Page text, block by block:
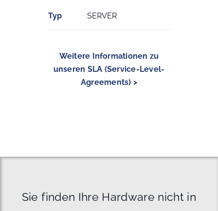
Typ SERVER
Weitere Informationen zu
unseren SLA (Service-Level-
Agreements) >
Sie finden Ihre Hardware nicht in